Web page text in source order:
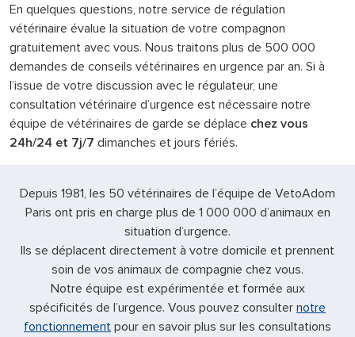
En quelques questions, notre service de régulation
vétérinaire évalue la situation de votre compagnon
gratuitement avec vous. Nous traitons plus de 500 000
demandes de conseils vétérinaires en urgence par an. Si à
l’issue de votre discussion avec le régulateur, une
consultation vétérinaire d’urgence est nécessaire notre
équipe de vétérinaires de garde se déplace chez vous
24h/24 et 7j/7 dimanches et jours fériés.
Depuis 1981, les 50 vétérinaires de l’équipe de VetoAdom
Paris ont pris en charge plus de 1 000 000 d’animaux en
situation d’urgence.
Ils se déplacent directement à votre domicile et prennent
soin de vos animaux de compagnie chez vous.
Notre équipe est expérimentée et formée aux
spécificités de l’urgence. Vous pouvez consulter notre
fonctionnement pour en savoir plus sur les consultations